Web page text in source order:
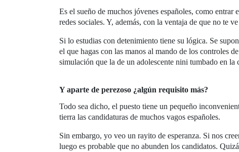
Es el sueño de muchos jóvenes españoles, como entrar
redes sociales. Y, además, con la ventaja de que no te
Si lo estudias con detenimiento tiene su lógica. Se
el que hagas con las manos al mando de los controles
simulación que la de un adolescente nini tumbado en
Y aparte de perezoso ¿algún requisito más?
Todo sea dicho, el puesto tiene un pequeño
tierra las candidaturas de muchos vagos españoles.
Sin embargo, yo veo un rayito de esperanza. Si nos
luego es probable que no abunden los candidatos.